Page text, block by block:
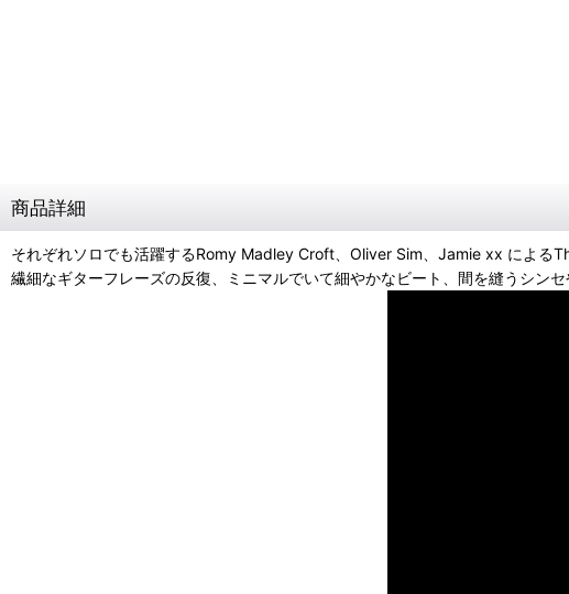
商品詳細
それぞれソロでも活躍するRomy Madley Croft、Oliver Sim、Jamie xx による
繊細なギターフレーズの反復、ミニマルでいて細やかなビート、間を縫うシン